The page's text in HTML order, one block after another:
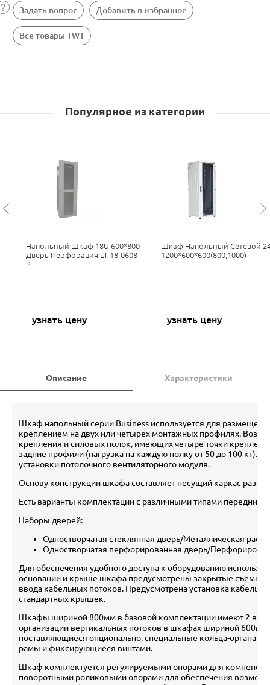
Задать вопрос Добавить в избранное
Все товары TWT
Популярное из категории
Напольный Шкаф 18U 600*800
Дверь Перфорация LT 18-0608-
P
узнать цену
Шкаф Напольный Сетевой
1200*600*600(800,1000)
узнать цену
Описание Характеристики
Шкаф напольный серии Business используется для
креплением на двух или четырех монтажных профилях.
крепления и силовых полок, имеющих четыре точки
задние профили (нагрузка на каждую полку от 50 до 100 кг).
установки потолочного вентиляторного модуля.
Основу конструкции шкафа составляет несущий каркас
Есть варианты комплектации с различными типами передних
Наборы дверей:
Одностворчатая стеклянная дверь/Металлическая
Одностворчатая перфорированная дверь/
Для обеспечения удобного доступа к оборудованию
основании и крыше шкафа предусмотрены закрытые
ввода кабельных потоков. Предусмотрена установка
стандартных крышек.
Шкафы шириной 800мм в базовой комплектации имеют 2
организации вертикальных потоков в шкафах шириной 600мм
поставляющиеся опционально, специальные кольца-
рамы и фиксирующиеся винтами.
Шкаф комплектуется регулируемыми опорами для
поворотными роликовыми опорами для обеспечения